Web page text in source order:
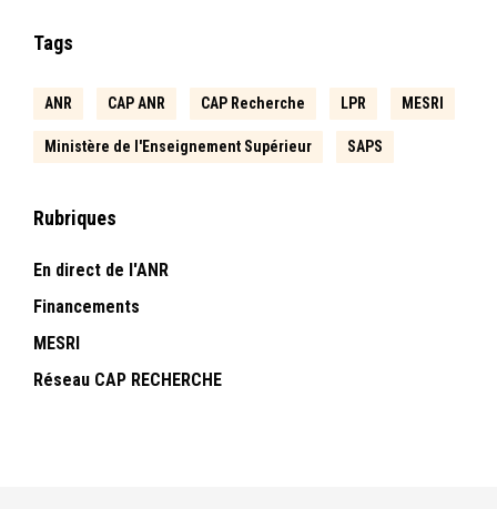
Tags
ANR CAP ANR CAP Recherche LPR MESRI
Ministère de l'Enseignement Supérieur SAPS
Rubriques
En direct de l'ANR
Financements
MESRI
Réseau CAP RECHERCHE